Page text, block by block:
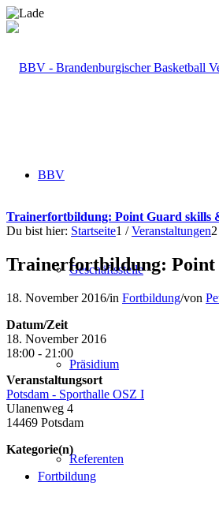
BBV
Geschäftsstelle
Präsidium
Referenten
Trainerfortbildung: Point Guard skills
Du bist hier: Startseite1 / Veranstaltungen2
Trainerfortbildung:
18. November 2016/in Fortbildung/von
Datum/Zeit
18. November 2016
18:00 - 21:00
Veranstaltungsort
Potsdam - Sporthalle OSZ I
Ulanenweg 4
14469 Potsdam
Kategorie(n)
Fortbildung